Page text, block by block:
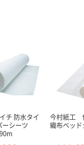
チ 防水タイ
ーシーツ
今村紙工
織布ベッ